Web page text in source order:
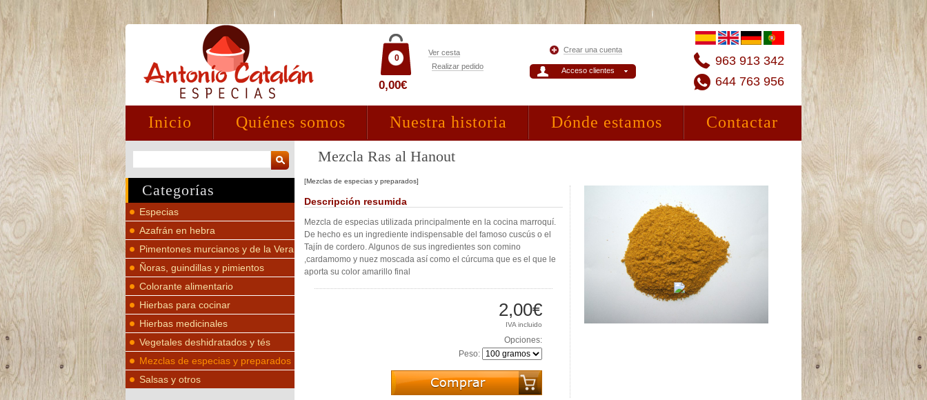
963 913 342
644 763 956
Acceso clientes
Crear una cuenta
0,00€
0
Ver cesta
Realizar pedido
Inicio Quiénes somos Nuestra historia Dónde estamos Contactar
Categorías
Especias
Azafrán en hebra
Pimentones murcianos y de la Vera
Ñoras, guindillas y pimientos
Colorante alimentario
Hierbas para cocinar
Hierbas medicinales
Vegetales deshidratados y tés
Mezclas de especias y preparados
Salsas y otros
Mezcla Ras al Hanout
[Mezclas de especias y preparados]
Descripción resumida
Mezcla de especias utilizada principalmente en la cocina marroquí.
De hecho es un ingrediente indispensable del famoso cuscús o el
Tajín de cordero. Algunos de sus ingredientes son comino
,cardamomo y nuez moscada así como el cúrcuma que es el que le
aporta su color amarillo final
2,00€
IVA incluido
Opciones:
Peso: